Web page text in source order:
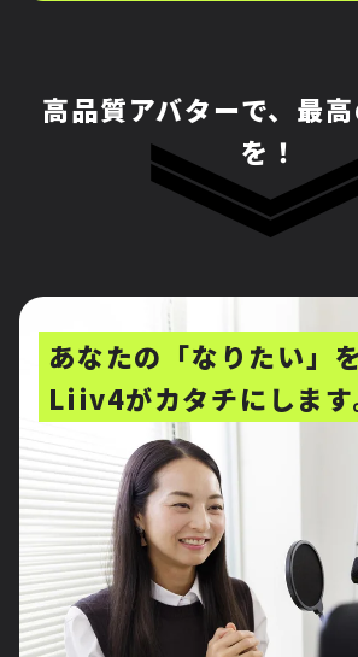
高品質アバターで、最
を！
あなたの「なりたい」を
Liiv4がカタチにします